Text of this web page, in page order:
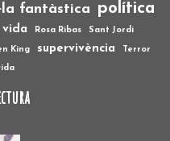
fantàstica política
Rosa Ribas Sant Jordi
King supervivència Terror